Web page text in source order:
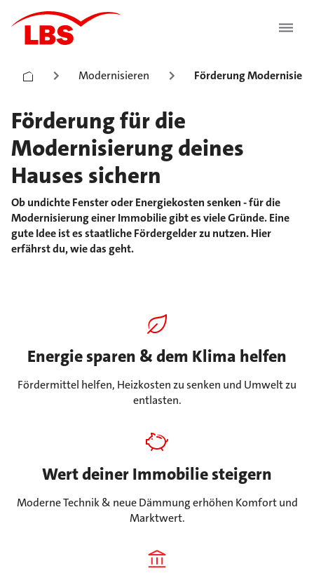
Modernisieren Förderung
Förderung für die
Modernisierung deines
Hauses sichern
Ob undichte Fenster oder Energiekosten senken - für die
Modernisierung einer Immobilie gibt es viele Gründe. Eine
gute Idee ist es staatliche Fördergelder zu nutzen. Hier
erfährst du, wie das geht.
Energie sparen & dem Klima helfen
Fördermittel helfen, Heizkosten zu senken und Umwelt zu
entlasten.
Wert deiner Immobilie steigern
Moderne Technik & neue Dämmung erhöhen Komfort und
Marktwert.